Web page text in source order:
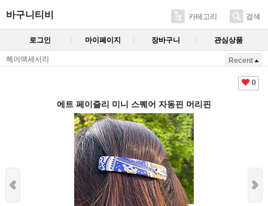
바구니티비 카테고리 검색
로그인 마이페이지 장바구니 관심상품
헤어액세서리 Recent
0
에트 페이즐리 미니 스퀘어 자동핀 머리핀